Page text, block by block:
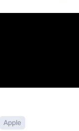
Apple